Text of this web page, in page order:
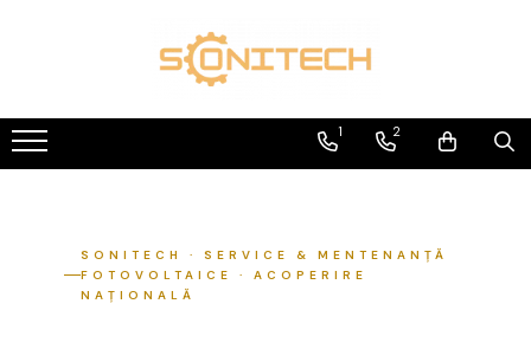
Toate Produsele
FOTOVOLTAICE
Acumulatori
Componente electrice
1 2
SONITECH · SERVICE & MENTENANȚĂ
FOTOVOLTAICE · ACOPERIRE
NAȚIONALĂ